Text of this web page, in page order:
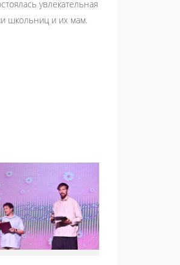
увлекательная
школьниц и их мам.